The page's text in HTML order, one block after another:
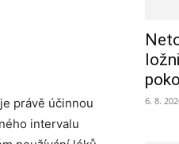
právě účinnou
intervalu
6. 8.